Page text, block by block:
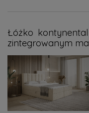
Łóżko
zintegrowanym